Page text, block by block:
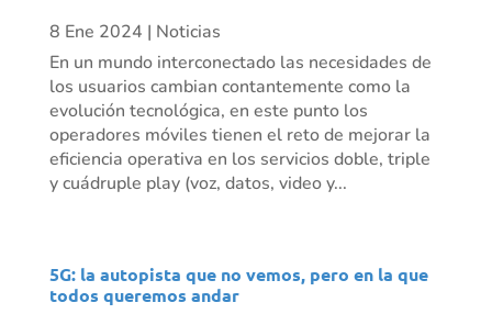
8 Ene 2024 | Noticias
En un mundo interconectado las necesidades de
los usuarios cambian contantemente como la
evolución tecnológica, en este punto los
operadores móviles tienen el reto de mejorar la
eficiencia operativa en los servicios doble, triple
y cuádruple play (voz, datos, video y...
5G: la autopista que no vemos, pero en la que
todos queremos andar